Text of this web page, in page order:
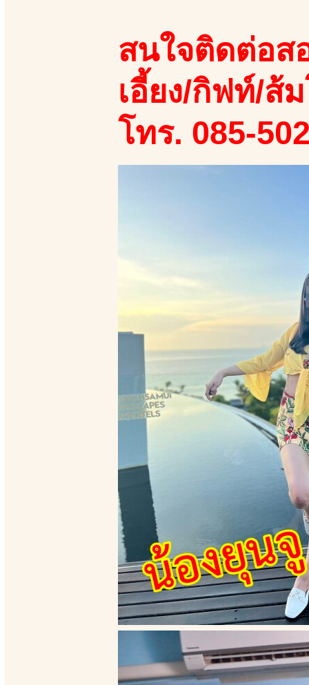
สนใจติดต่อส
เอี้ยง/กิฟท์/ส้
โทร. 085-